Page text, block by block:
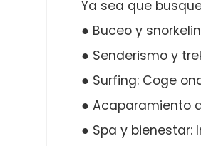
Ya sea que
● Buceo y
● Senderismo y
● Surfing: Coge
● Acaparamiento
● Spa y